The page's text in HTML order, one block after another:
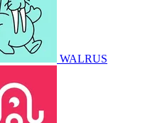
WALRUS